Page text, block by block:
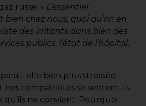
russe. « L’essentiel
chez nous, quoi qu’on en
des irritants dans bien des
publics, l’état de l’hôpital,
elle bien plus stressée
nos compatriotes se sentent-ils
ne convient. Pourquoi